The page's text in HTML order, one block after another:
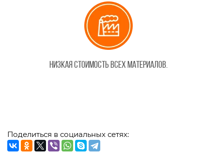
Низкая стоимость всех материалов.
Поделиться в социальных сетях: